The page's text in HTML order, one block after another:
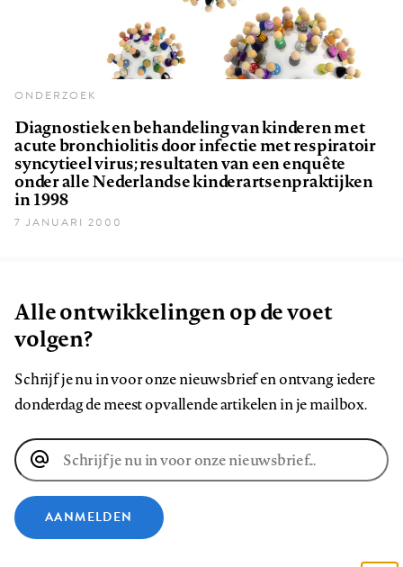
ONDERZOEK
Diagnostiek en behandeling van kinderen met
acute bronchiolitis door infectie met respiratoir
syncytieel virus; resultaten van een enquête
onder alle Nederlandse kinderartsenpraktijken
in 1998
7 JANUARI 2000
Alle ontwikkelingen op de voet
volgen?
Schrijf je nu in voor onze nieuwsbrief en ontvang iedere
donderdag de meest opvallende artikelen in je mailbox.
E-
mailadres
AANMELDEN